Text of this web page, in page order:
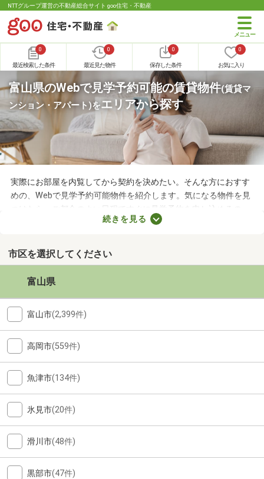
NTTグループ運営の不動産総合サイト goo住宅・不動産
0
最近検索した条件
0
最近見た物件
0
保存した条件
0
お気に入り
富山県のWebで見学予約可能の賃貸物件(賃貸マ
ンション・アパート)をエリアから探す
実際にお部屋を内覧してから契約を決めたい。そんな方におすす
めの、Webで見学予約可能物件を紹介します。気になる物件を見
つけたら、ご都合のよい日程ですぐに見学予約を申し込めるの
で、お部屋探しもスムーズに進みますよ。複数のお部屋を実際に
続きを見る
市区を選択してください
富山県
富山市(2,399件)
高岡市(559件)
魚津市(134件)
氷見市(20件)
滑川市(48件)
黒部市(47件)